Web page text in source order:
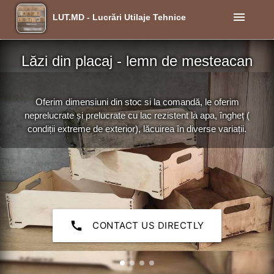
LUT.MD - Lucrări Utilaje Tehnice menu
call CONTACT US DIRECTLY
Lăzi din placaj - lemn de mesteacan
Oferim dimensiuni din stoc si la comandă, le oferim
neprelucrate și prelucrate cu lac rezistent la apa, îngheț (
condiții extreme de exterior), lăcuirea în diverse variații.